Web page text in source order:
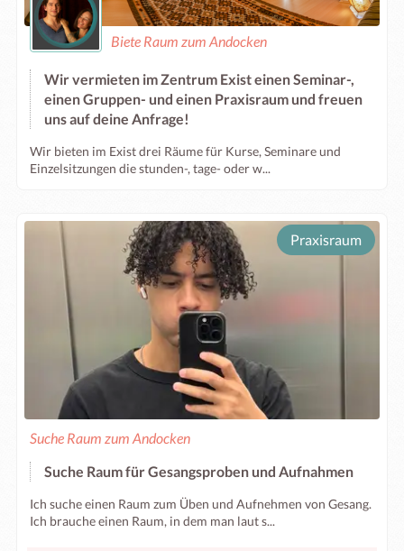
Biete Raum zum Andocken
Wir vermieten im Zentrum Exist einen Seminar-,
einen Gruppen- und einen Praxisraum und freuen
uns auf deine Anfrage!
Wir bieten im Exist drei Räume für Kurse, Seminare und
Einzelsitzungen die stunden-, tage- oder w...
Praxisraum
Suche Raum zum Andocken
Suche Raum für Gesangsproben und Aufnahmen
Ich suche einen Raum zum Üben und Aufnehmen von Gesang.
Ich brauche einen Raum, in dem man laut s...